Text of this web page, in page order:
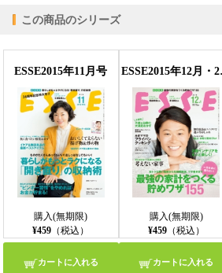
【PC版ConTenDoビューア】
【モバイルビューア】
この商品のシリーズ
ESSE2015年11月号
購入(無期限)
¥459 （税込）
カートに入れる
購入(無期限)
¥459（税込）
カートに入れる